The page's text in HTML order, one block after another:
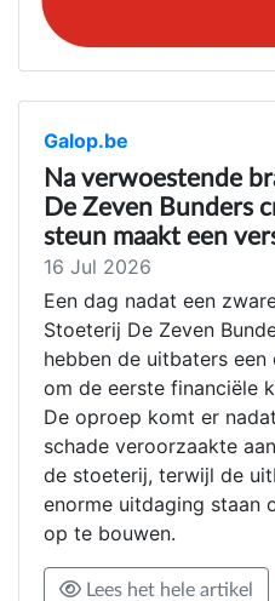
Galop.be
Na verwoestende
De Zeven Bunders
steun maakt een
16 Jul 2026
Een dag nadat een
Stoeterij De Zeven
hebben de uitbaters
om de eerste financiële
De oproep komt er
schade veroorzaakte
de stoeterij, terwijl de
enorme uitdaging staan
op te bouwen.
Lees het hele artikel